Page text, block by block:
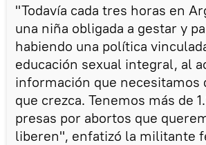
"Todavía cada tres horas en
una niña obligada a gestar y
habiendo una política
educación sexual integral, al
información que necesitamos
que crezca. Tenemos más de
presas por abortos que
liberen", enfatizó la militante